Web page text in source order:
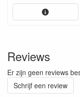
Reviews
Er zijn geen reviews
Schrijf een review